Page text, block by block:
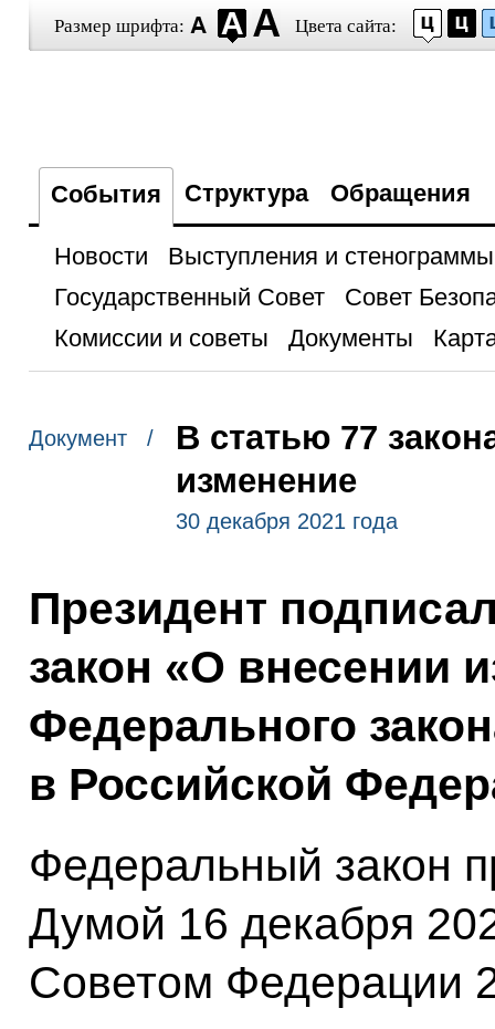
Размер шрифта: Цвета сайта:
События Структура Обращения
Новости
Выступления и стенограммы
Государственный Совет
Совет
Комиссии и советы
Документы
Документ /
В статью 77
изменение
30 декабря 2021 года
Президент
закон «О внесении
Федерального
в Российской
Федеральный закон
Думой 16 декабря
Советом Федерации